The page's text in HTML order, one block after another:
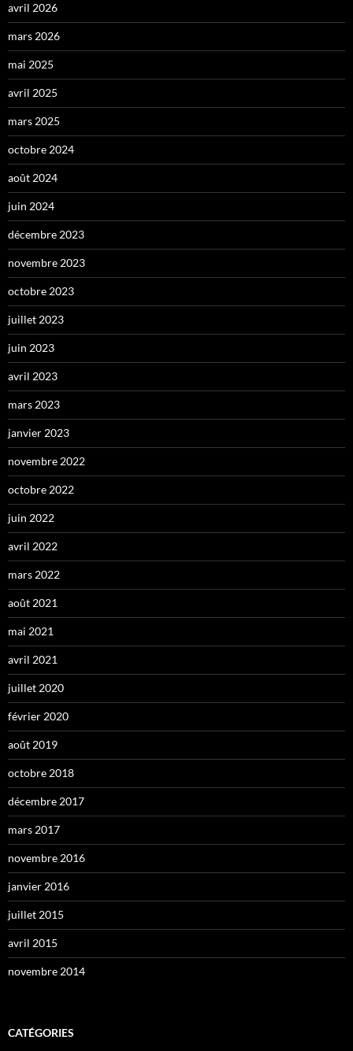
avril 2026
mars 2026
mai 2025
avril 2025
mars 2025
octobre 2024
août 2024
juin 2024
décembre 2023
novembre 2023
octobre 2023
juillet 2023
juin 2023
avril 2023
mars 2023
janvier 2023
novembre 2022
octobre 2022
juin 2022
avril 2022
mars 2022
août 2021
mai 2021
avril 2021
juillet 2020
février 2020
août 2019
octobre 2018
décembre 2017
mars 2017
novembre 2016
janvier 2016
juillet 2015
avril 2015
novembre 2014
CATÉGORIES